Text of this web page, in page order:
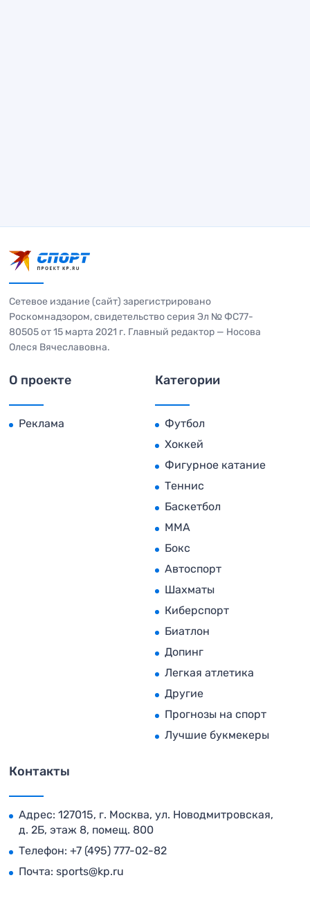
Сетевое издание (сайт) зарегистрировано
Роскомнадзором, свидетельство серия Эл № ФС77-
80505 от 15 марта 2021 г. Главный редактор — Носова
Олеся Вячеславовна.
О проекте
Реклама
Категории
Футбол
Хоккей
Фигурное катание
Теннис
Баскетбол
MMA
Бокс
Автоспорт
Шахматы
Киберспорт
Биатлон
Допинг
Легкая атлетика
Другие
Прогнозы на спорт
Лучшие букмекеры
Контакты
Адрес: 127015, г. Москва, ул. Новодмитровская,
д. 2Б, этаж 8, помещ. 800
Телефон: +7 (495) 777-02-82
Почта: sports@kp.ru